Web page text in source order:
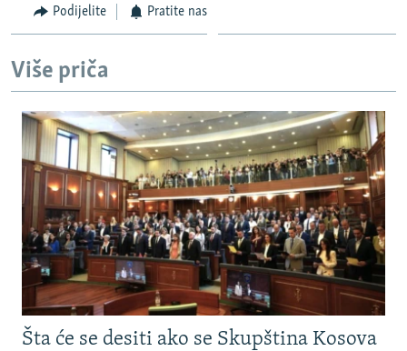
Podijelite Pratite nas
Više priča
Šta će se desiti ako se Skupština Kosova